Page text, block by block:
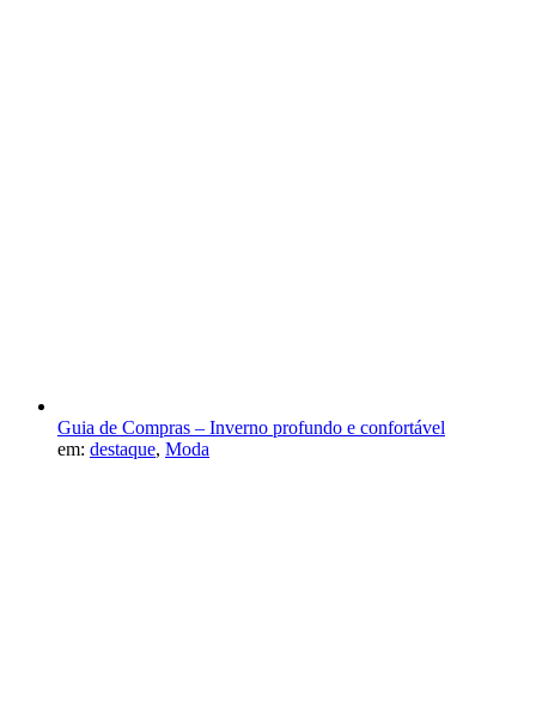
Guia de Compras – Inverno profundo e confortável
em: destaque, Moda